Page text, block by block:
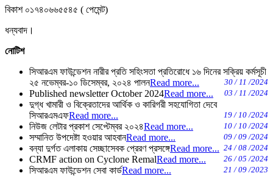
বিকাশ ০১৭৪০৬৬৫৫৪৫ ( পেমেন্ট)
ধন্যবাদ।
নোটিশ
সিআরএম ফাউন্ডেশন নারীর প্রতি সহিংসতা প্রতিরোধে ১৬ দিনের সক্রিয় কর্মসূচী
২৫ নভেম্বর-১০ ডিসেম্বর, ২০২৪ পালনRead more... 30 / 11 /2024
Published newsletter October 2024Read more... 03 / 11 /2024
দুগ্ধ খামারী ও বিক্রেতাদের আর্থিক ও কারিগরী সহযোগিতা দেবে
সিআরএমএফRead more... 19 / 10 /2024
নিউজ লেটার প্রকাশ সেপ্টেম্বর ২০২৪Read more... 10 / 10 /2024
সম্মানিত উপদেষ্টা হওয়ার আহবানRead more... 09 / 09 /2024
বন্যা দুর্গত এলাকায় সেচ্ছাসেবক প্রেরণ প্রসঙ্গেRead more... 24 / 08 /2024
CRMF action on Cyclone RemalRead more... 26 / 05 /2024
সিআরএম ফাউন্ডেশন সেবা কার্ডRead more... 21 / 09 /2023